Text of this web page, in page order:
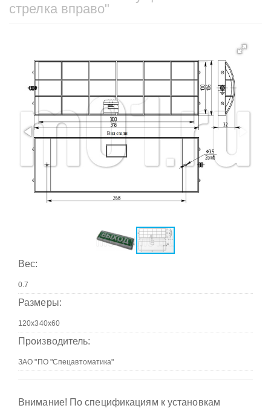
стрелка вправо"
Вес:
Размеры:
Производитель:
Внимание! По спецификациям к установкам